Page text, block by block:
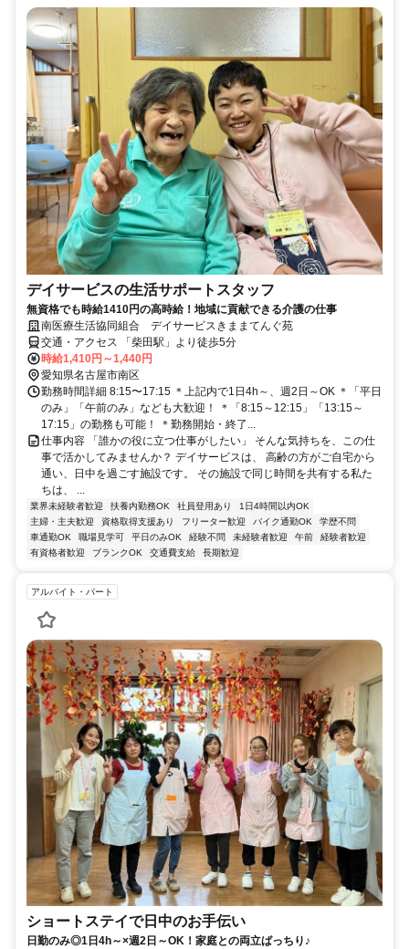
デイサービスの生活サポートスタッフ
無資格でも時給1410円の高時給！地域に貢献できる介護の仕事
南医療生活協同組合 デイサービスきままてんぐ苑
交通・アクセス 「柴田駅」より徒歩5分
時給1,410円～1,440円
愛知県名古屋市南区
勤務時間詳細 8:15〜17:15 ＊上記内で1日4h～、週2日～OK ＊「平日
のみ」「午前のみ」なども大歓迎！ ＊「8:15～12:15」「13:15～
17:15」の勤務も可能！ ＊勤務開始・終了...
仕事内容 「誰かの役に立つ仕事がしたい」 そんな気持ちを、この仕
事で活かしてみませんか？ デイサービスは、 高齢の方がご自宅から
通い、日中を過ごす施設です。 その施設で同じ時間を共有する私た
ちは、 ...
業界未経験者歓迎 扶養内勤務OK 社員登用あり
1日4時間以内OK
主婦・主夫歓迎
資格取得支援あり フリーター歓迎 バイク通勤OK
学歴不問
車通勤OK
職場見学可 平日のみOK 経験不問 未経験者歓迎 午前
経験者歓迎
有資格者歓迎
ブランクOK 交通費支給 長期歓迎
アルバイト・パート
ショートステイで日中のお手伝い
日勤のみ◎1日4h～×週2日～OK！家庭との両立ばっちり♪